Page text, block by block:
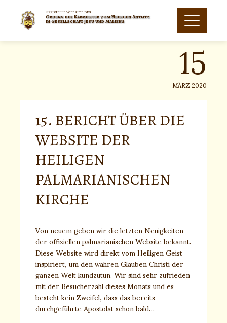
content
Offizielle Website des
Ordens der Karmeliter vom Heiligen Antlitz
in Gesellschaft Jesu und Mariens 15
MÄRZ 2020
15. BERICHT ÜBER DIE
WEBSITE DER
HEILIGEN
PALMARIANISCHEN
KIRCHE
Von neuem geben wir die letzten Neuigkeiten
der offiziellen palmarianischen Website bekannt.
Diese Website wird direkt vom Heiligen Geist
inspiriert, um den wahren Glauben Christi der
ganzen Welt kundzutun. Wir sind sehr zufrieden
mit der Besucherzahl dieses Monats und es
besteht kein Zweifel, dass das bereits
durchgeführte Apostolat schon bald…